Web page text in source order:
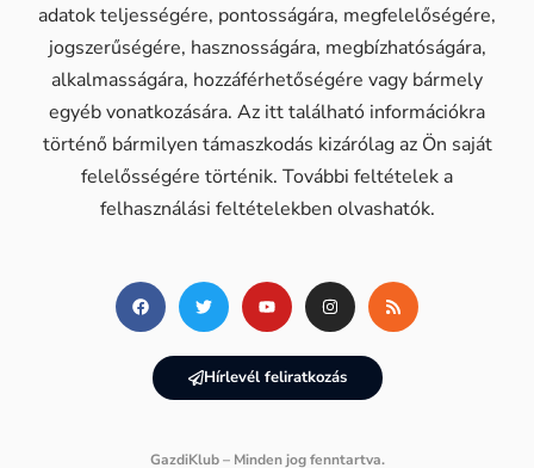
adatok teljességére, pontosságára, megfelelőségére,
jogszerűségére, hasznosságára, megbízhatóságára,
alkalmasságára, hozzáférhetőségére vagy bármely
egyéb vonatkozására. Az itt található információkra
történő bármilyen támaszkodás kizárólag az Ön saját
felelősségére történik. További feltételek a
felhasználási feltételekben olvashatók.
Hírlevél feliratkozás
GazdiKlub – Minden jog fenntartva.